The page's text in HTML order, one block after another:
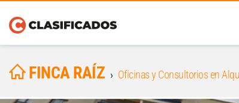
FINCA RAÍZ Oficinas y Consultorios en